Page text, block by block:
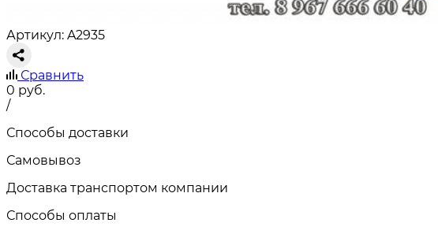
Артикул: A2935
Сравнить
0 руб.
/
Способы доставки
Самовывоз
Доставка транспортом компании
Способы оплаты